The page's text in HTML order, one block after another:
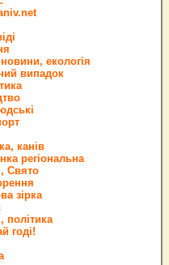
новини, екологія
випадок
канів
регіональна
Свято
зірка
політика
годі!